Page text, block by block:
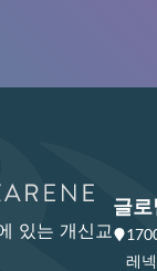
있는 개신교
글로
레